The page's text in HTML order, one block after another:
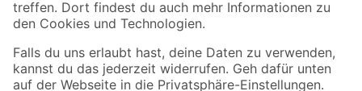
Alle Preisangaben in EUR inkl. gesetzl. MwSt.. Die dargestellten Angebote sind unter
Umständen nicht in allen Märkten verfügbar. Die angegebenen Verfügbarkeiten beziehen